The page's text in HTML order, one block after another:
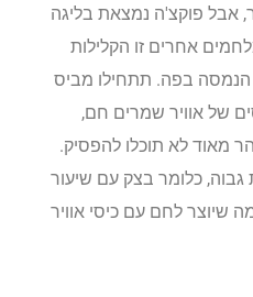
פוקצ'ה נמצאת בליגה
אחרים זו הקלילות
בפה. תתחילו מביס
של אוויר שמרים חם,
מאוד לא תוכלו להפסיק.
כלומר בצק עם שיעור
לחם עם כיסי אוויר